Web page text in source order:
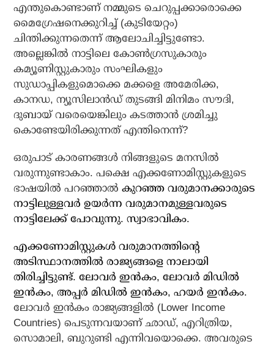
എന്തുകൊണ്ടാണ് നമ്മുടെ ചെറുപ്പക്കാരൊക്കെ
മൈഗ്രേഷനെക്കുറിച്ച് (കുടിയേറ്റം)
ചിന്തിക്കുന്നതെന്ന് ആലോചിച്ചിട്ടുണ്ടോ.
അല്ലെങ്കില്‍ നാട്ടിലെ കോണ്‍ഗ്രസുകാരും
കമ്യൂണിസ്റ്റുകാരും സംഘികളും
സുഡാപ്പികളുമൊക്കെ മക്കളെ അമേരിക്ക,
കാനഡ, ന്യൂസിലാന്‍ഡ് തുടങ്ങി മിനിമം സൗദി,
ദുബായ് വരെയെങ്കിലും കടത്താന്‍ ശ്രമിച്ചു
കൊണ്ടേയിരിക്കുന്നത് എന്തിനെന്ന്?
ഒരുപാട് കാരണങ്ങള്‍ നിങ്ങളുടെ മനസില്‍
വരുന്നുണ്ടാകാം. പക്ഷെ എക്കണോമിസ്റ്റുകളുടെ
ഭാഷയില്‍ പറഞ്ഞാല്‍കുറഞ്ഞ വരുമാനക്കാരുടെ
നാട്ടിലുള്ളവര്‍ ഉയര്‍ന്ന വരുമാനമുള്ളവരുടെ
നാട്ടിലേക്ക് പോവുന്നു. സ്വാഭാവികം.
എക്കണോമിസ്റ്റുകള്‍ വരുമാനത്തിന്റെ
അടിസ്ഥാനത്തില്‍ രാജ്യങ്ങളെ നാലായി
തിരിച്ചിട്ടുണ്ട്. ലോവര്‍ ഇന്‍കം, ലോവര്‍ മിഡില്‍
ഇന്‍കം, അപ്പര്‍ മിഡില്‍ ഇന്‍കം, ഹയര്‍ ഇന്‍കം.
ലോവര്‍ ഇന്‍കം രാജ്യങ്ങളില്‍ (Lower Income
Countries) പെടുന്നവയാണ് ഛാഡ്, എറിത്രിയ,
സൊമാലി, ബുറുണ്ടി എന്നിവയൊക്കെ. അവരുടെ